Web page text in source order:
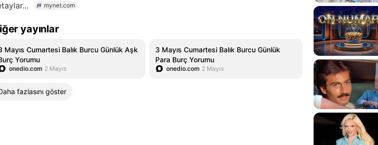
mynet.com
yayınlar
Mayıs Cumartesi Balık Burcu Günlük Aşk
Yorumu
onedio.com 2 Mayıs
3 Mayıs Cumartesi Balık Burcu Günlük
Para Burç Yorumu
onedio.com 2 Mayıs
fazlasını göster